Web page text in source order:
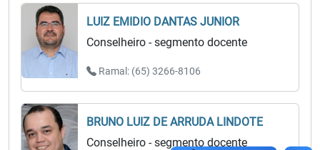
LUIZ EMIDIO DANTAS JUNIOR
Conselheiro - segmento docente
Ramal: (65) 3266-8106
BRUNO LUIZ DE ARRUDA LINDOTE
Conselheiro - segmento docente